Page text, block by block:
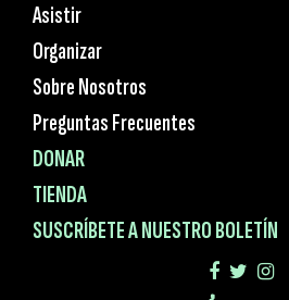
Asistir
Organizar
Sobre Nosotros
Preguntas Frecuentes
DONAR
TIENDA
SUSCRÍBETE A NUESTRO BOLETÍN